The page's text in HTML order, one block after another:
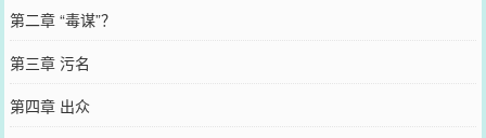
第二章 “毒谋”？
第三章 污名
第四章 出众